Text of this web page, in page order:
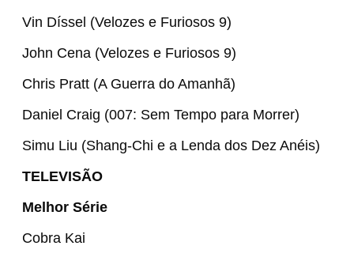
Vin Díssel (Velozes e Furiosos 9)
John Cena (Velozes e Furiosos 9)
Chris Pratt (A Guerra do Amanhã)
Daniel Craig (007: Sem Tempo para Morrer)
Simu Liu (Shang-Chi e a Lenda dos Dez Anéis)
TELEVISÃO
Melhor Série
Cobra Kai